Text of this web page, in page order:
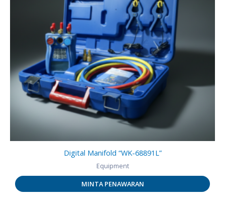
Digital Manifold “WK-68891L”
Equipment
MINTA PENAWARAN